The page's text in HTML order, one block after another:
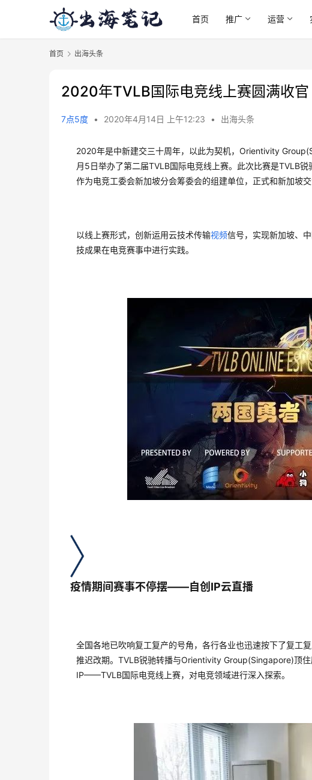
首页 推广 运营
首页 出海头条
2020年TVLB国际电竞线上赛圆满收官
7点5度 • 2020年4月14日 上午12:23 • 出海头条
2020年是中新建交三十周年，以此为契机，Orientivity
月5日举办了第二届TVLB国际电竞线上赛。此次比赛是TVLB
作为电竞工委会新加坡分会筹委会的组建单位，正式和新加坡
以线上赛形式，创新运用云技术传输视频信号，实现新加坡、
技成果在电竞赛事中进行实践。
疫情期间赛事不停摆——自创IP云直播
全国各地已吹响复工复产的号角，各行各业也迅速按下了复工
推迟改期。TVLB锐驰转播与Orientivity Group(Singapore)顶
IP——TVLB国际电竞线上赛，对电竞领域进行深入探索。